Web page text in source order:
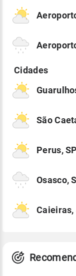
São
Perus, SP
Osasco,
Caieiras,